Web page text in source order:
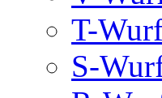
T-
S-